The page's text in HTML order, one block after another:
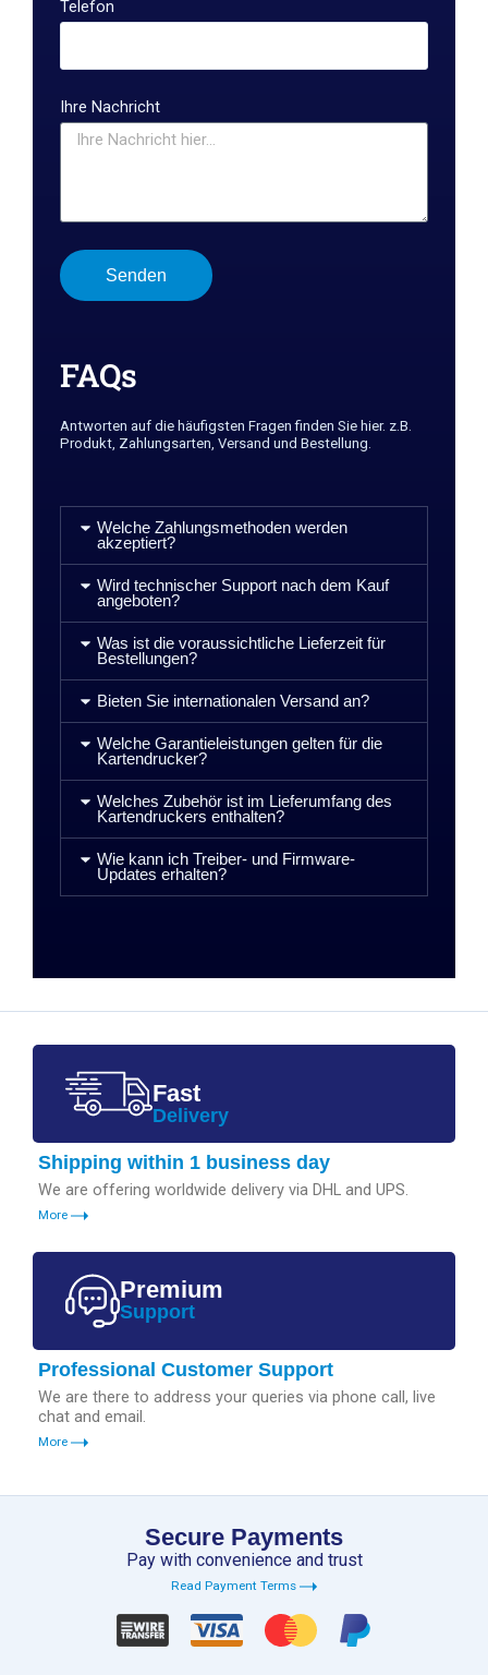
Telefon
Ihre Nachricht
Senden
FAQs
Antworten auf die häufigsten Fragen finden Sie hier. z.B.
Produkt, Zahlungsarten, Versand und Bestellung.
Welche Zahlungsmethoden werden
akzeptiert?
Wird technischer Support nach dem Kauf
angeboten?
Was ist die voraussichtliche Lieferzeit für
Bestellungen?
Bieten Sie internationalen Versand an?
Welche Garantieleistungen gelten für die
Kartendrucker?
Welches Zubehör ist im Lieferumfang des
Kartendruckers enthalten?
Wie kann ich Treiber- und Firmware-
Updates erhalten?
Fast
Delivery
Shipping within 1 business day
We are offering worldwide delivery via DHL and UPS.
More
Premium
Support
Professional Customer Support
We are there to address your queries via phone call, live
chat and email.
More
Secure Payments
Pay with convenience and trust
Read Payment Terms